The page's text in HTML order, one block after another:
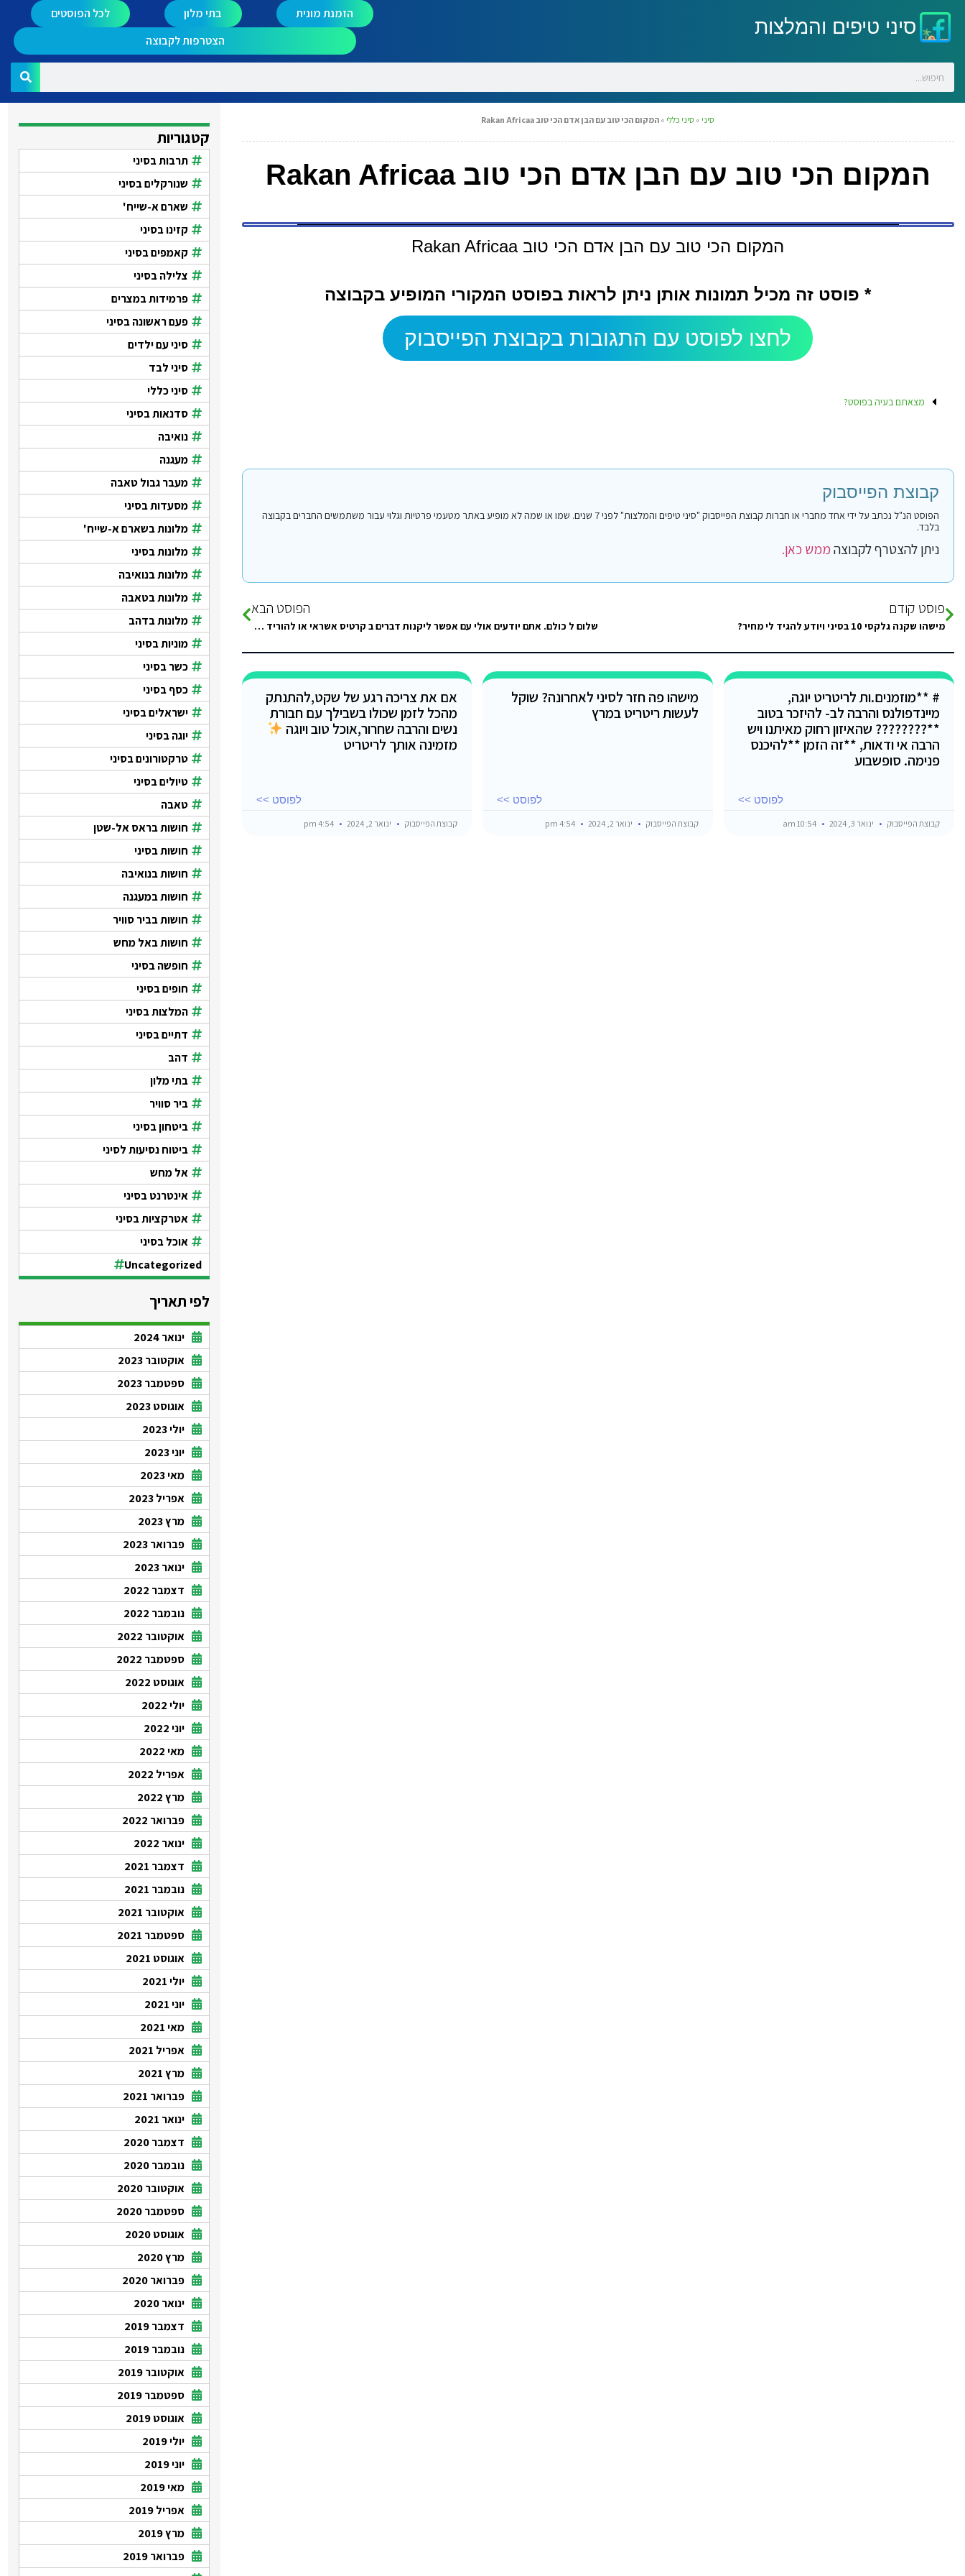
סיני טיפים והמלצות
הזמנת מונית בתי מלון
לכל הפוסטים
הצטרפות לקבוצה
סיני » סיני כללי » המקום הכי טוב עם הבן אדם הכי טוב Rakan Africaa
המקום הכי טוב עם הבן אדם הכי טוב Rakan Africaa
המקום הכי טוב עם הבן אדם הכי טוב Rakan Africaa
* פוסט זה מכיל תמונות אותן ניתן לראות בפוסט המקורי המופיע בקבוצה
לחצו לפוסט עם התגובות בקבוצת הפייסבוק
מצאתם בעיה בפוסט?
קבוצת הפייסבוק
הפוסט הנ"ל נכתב על ידי אחד מחברי או חברות קבוצת הפייסבוק "סיני טיפים והמלצות" לפני 7 שנים. שמו או שמה לא מופיע באתר מטעמי פרטיות וגלוי עבור משתמשים החברים בקבוצה
בלבד.
ניתן להצטרף לקבוצהממש כאן.
פוסט קודם
מישהו שקנה גלקסי 10 בסיני ויודע להגיד לי מחיר?
הפוסט הבא
שלום ל כולם. אתם יודעים אולי עם אפשר ליקנות דברים ב קרטיס אשראי או להוריד כסף מי הבנק. המיקום הוא…
# **מוזמנים.ות לריטריט יוגה,
מיינדפולנס והרבה לב- להיזכר בטוב
**???????? שהאיזון רחוק מאיתנו ויש
הרבה אי ודאות, **זה הזמן **להיכנס
פנימה. סופשבוע
לפוסט >>
קבוצת הפייסבוק ינואר 3, 2024
מישהו פה חזר לסיני לאחרונה? שוקל
לעשות ריטריט במרץ
לפוסט >>
קבוצת הפייסבוק ינואר 2, 2024
אם את צריכה רגע של שקט,להתנתק
מהכל לזמן שכולו בשבילך עם חבורת
נשים והרבה שחרור,אוכל טוב ויוגה
מזמינה אותך לריטריט
לפוסט >>
קבוצת הפייסבוק ינואר 2, 2024
קטגוריות
תרבות בסיני
שנורקלים בסיני
שארם א-שייח'
קזינו בסיני
קאמפים בסיני
צלילה בסיני
פרמידות במצרים
פעם ראשונה בסיני
סיני עם ילדים
סיני לבד
סיני כללי
סדנאות בסיני
נואיבה
מעגנה
מעבר גבול טאבה
מסעדות בסיני
מלונות בשארם א-שייח'
מלונות בסיני
מלונות בנואיבה
מלונות בטאבה
מלונות בדהב
מוניות בסיני
כשר בסיני
כסף בסיני
ישראלים בסיני
יוגה בסיני
טרקטורונים בסיני
טיולים בסיני
טאבה
חושות בראס אל-שטן
חושות בסיני
חושות בנואיבה
חושות במעגנה
חושות בביר סוויר
חושות באל מחש
חופשה בסיני
חופים בסיני
המלצות בסיני
דתיים בסיני
דהב
בתי מלון
ביר סוויר
ביטחון בסיני
ביטוח נסיעות לסיני
אל מחש
אינטרנט בסיני
אטרקציות בסיני
אוכל בסיני
Uncategorized
לפי תאריך
ינואר 2024
אוקטובר 2023
ספטמבר 2023
אוגוסט 2023
יולי 2023
יוני 2023
מאי 2023
אפריל 2023
מרץ 2023
פברואר 2023
ינואר 2023
דצמבר 2022
נובמבר 2022
אוקטובר 2022
ספטמבר 2022
אוגוסט 2022
יולי 2022
יוני 2022
מאי 2022
אפריל 2022
מרץ 2022
פברואר 2022
ינואר 2022
דצמבר 2021
נובמבר 2021
אוקטובר 2021
ספטמבר 2021
אוגוסט 2021
יולי 2021
יוני 2021
מאי 2021
אפריל 2021
מרץ 2021
פברואר 2021
ינואר 2021
דצמבר 2020
נובמבר 2020
אוקטובר 2020
ספטמבר 2020
אוגוסט 2020
מרץ 2020
פברואר 2020
ינואר 2020
דצמבר 2019
נובמבר 2019
אוקטובר 2019
ספטמבר 2019
אוגוסט 2019
יולי 2019
יוני 2019
מאי 2019
אפריל 2019
מרץ 2019
פברואר 2019